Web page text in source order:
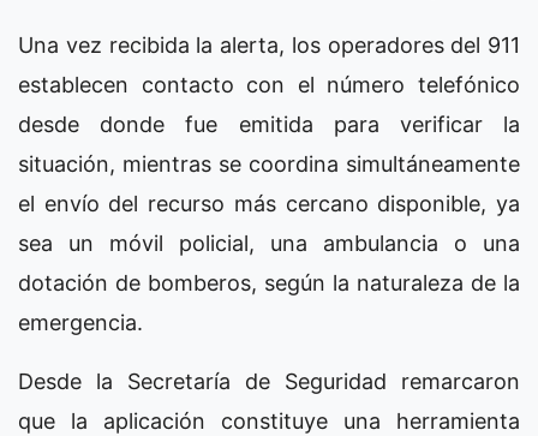
Una vez recibida la alerta, los operadores del 911
establecen contacto con el número telefónico
desde donde fue emitida para verificar la
situación, mientras se coordina simultáneamente
el envío del recurso más cercano disponible, ya
sea un móvil policial, una ambulancia o una
dotación de bomberos, según la naturaleza de la
emergencia.
Desde la Secretaría de Seguridad remarcaron
que la aplicación constituye una herramienta